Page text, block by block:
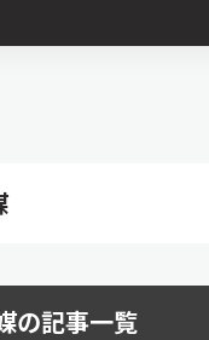
の記事一覧